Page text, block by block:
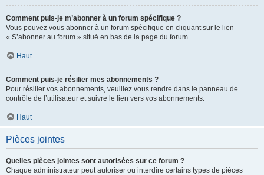
Comment puis-je m’abonner à un forum spécifique ?
Vous pouvez vous abonner à un forum spécifique en cliquant sur le lien
« S’abonner au forum » situé en bas de la page du forum.
Haut
Comment puis-je résilier mes abonnements ?
Pour résilier vos abonnements, veuillez vous rendre dans le panneau de
contrôle de l’utilisateur et suivre le lien vers vos abonnements.
Haut
Pièces jointes
Quelles pièces jointes sont autorisées sur ce forum ?
Chaque administrateur peut autoriser ou interdire certains types de pièces